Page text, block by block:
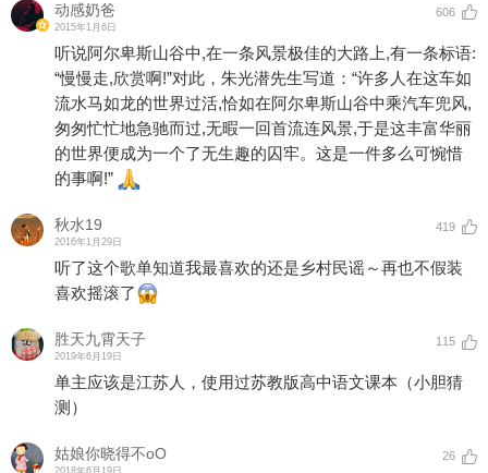
动感奶爸
2015年1月6日
606
听说阿尔卑斯山谷中,在一条风景极佳的大路上,有一条标语:
“慢慢走,欣赏啊!”对此，朱光潜先生写道：“许多人在这车如
流水马如龙的世界过活,恰如在阿尔卑斯山谷中乘汽车兜风,
匆匆忙忙地急驰而过,无暇一回首流连风景,于是这丰富华丽
的世界便成为一个了无生趣的囚牢。这是一件多么可惋惜
的事啊!”
秋水19
2016年1月29日
419
听了这个歌单知道我最喜欢的还是乡村民谣～再也不假装
喜欢摇滚了
胜天九霄天子
2019年6月19日
115
单主应该是江苏人，使用过苏教版高中语文课本（小胆猜
测）
姑娘你晓得不oO 26